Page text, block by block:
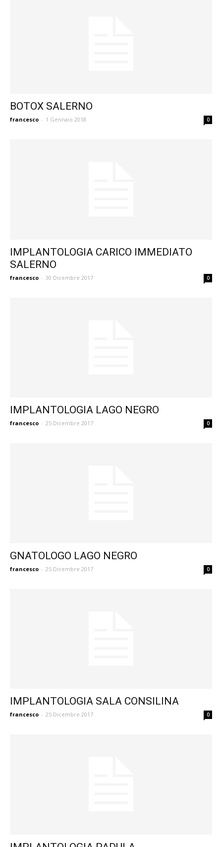
BOTOX SALERNO
francesco - 1 Gennaio 2018 0
IMPLANTOLOGIA CARICO IMMEDIATO
SALERNO
francesco - 30 Dicembre 2017 0
IMPLANTOLOGIA LAGO NEGRO
francesco - 25 Dicembre 2017 0
GNATOLOGO LAGO NEGRO
francesco - 25 Dicembre 2017 0
IMPLANTOLOGIA SALA CONSILINA
francesco - 25 Dicembre 2017 0